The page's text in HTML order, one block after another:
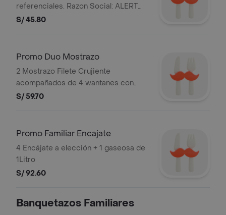
referenciales. Razon Social: ALERT
DEL PERU S.A. y RUC: 20101869947.
S/ 45.80
Promo Duo Mostrazo
2 Mostrazo Filete Crujiente
acompañados de 4 wantanes con
Salsa de Tamarindo. Imágenes
S/ 59.70
Promo Familiar Encajate
4 Encájate a elección + 1 gaseosa de
1Litro
S/ 92.60
Banquetazos Familiares